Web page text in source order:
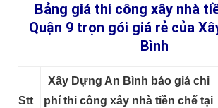
Bảng giá thi công xây nhà
Quận 9 trọn gói giá rẻ của
Bình
Stt
Xây Dựng An Bình báo giá chi
phí thi công xây nhà tiền chế tại